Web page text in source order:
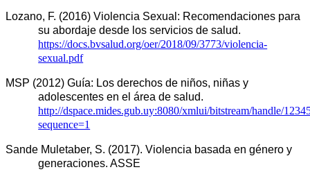
Lozano, F. (2016) Violencia Sexual: Recomendaciones para
https://docs.bvsalud.org/oer/2018/09/3773/violencia-
sexual.pdf
MSP (2012) Guía: Los derechos de niños, niñas y
http://dspace.mides.gub.uy:8080/xmlui/bitstream/handle/
sequence=1
Sande Muletaber, S. (2017). Violencia basada en género y
generaciones. ASSE